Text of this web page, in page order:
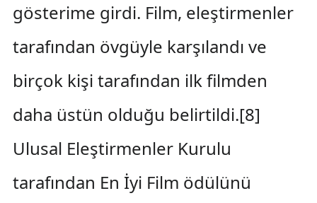
gösterime girdi. Film, eleştirmenler
tarafından övgüyle karşılandı ve
birçok kişi tarafından ilk filmden
daha üstün olduğu belirtildi.[8]
Ulusal Eleştirmenler Kurulu
tarafından En İyi Film ödülünü